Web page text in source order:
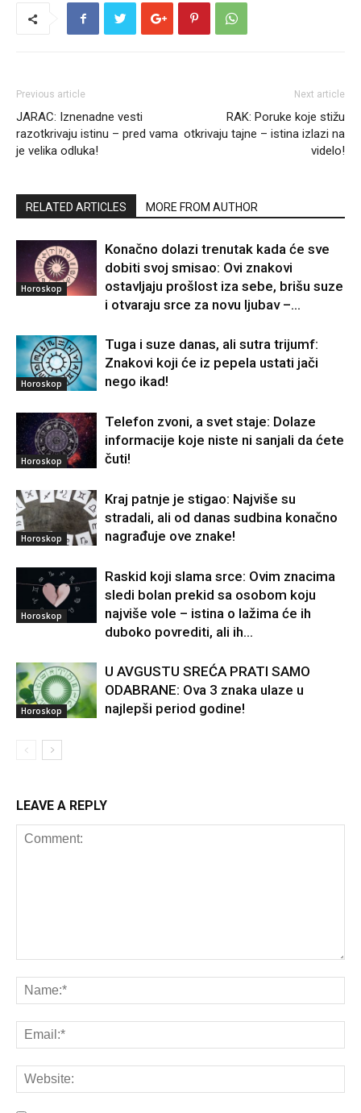
Previous article
JARAC: Iznenadne vesti
razotkrivaju istinu – pred vama
je velika odluka!
Next article
RAK: Poruke koje stižu
otkrivaju tajne – istina izlazi na
videlo!
RELATED ARTICLES MORE FROM AUTHOR
Horoskop
Konačno dolazi trenutak kada će sve
dobiti svoj smisao: Ovi znakovi
ostavljaju prošlost iza sebe, brišu suze
i otvaraju srce za novu ljubav –...
Horoskop
Tuga i suze danas, ali sutra trijumf:
Znakovi koji će iz pepela ustati jači
nego ikad!
Horoskop
Telefon zvoni, a svet staje: Dolaze
informacije koje niste ni sanjali da ćete
čuti!
Horoskop
Kraj patnje je stigao: Najviše su
stradali, ali od danas sudbina konačno
nagrađuje ove znake!
Horoskop
Raskid koji slama srce: Ovim znacima
sledi bolan prekid sa osobom koju
najviše vole – istina o lažima će ih
duboko povrediti, ali ih...
Horoskop
U AVGUSTU SREĆA PRATI SAMO
ODABRANE: Ova 3 znaka ulaze u
najlepši period godine!
LEAVE A REPLY